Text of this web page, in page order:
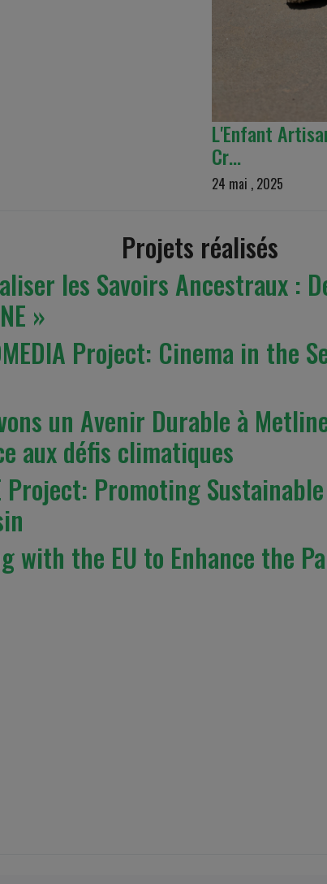
L'Enfant
Cr…
24 mai , 2025
Projets réalisés
les Savoirs Ancestraux :
»
Project: Cinema in the
un Avenir Durable à
aux défis climatiques
Project: Promoting
with the EU to Enhance the